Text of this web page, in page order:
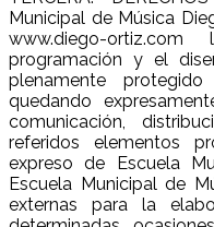
Municipal de Música
www.diego-
programación y el
plenamente
quedando
comunicación,
referidos elementos
expreso de Escuela
Escuela Municipal de
externas para la